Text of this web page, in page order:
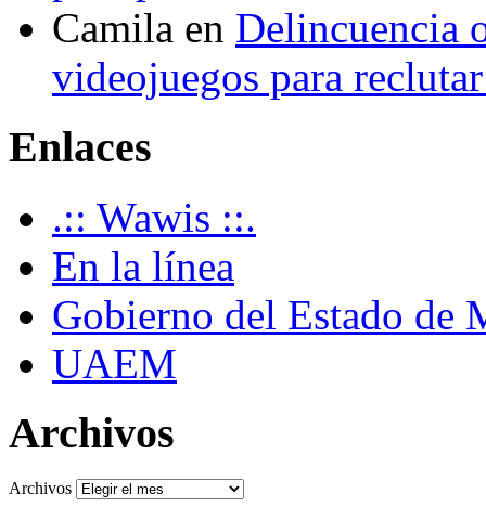
Camila en Delincuencia
videojuegos para
Enlaces
.:: Wawis ::.
En la línea
Gobierno del Estado de
UAEM
Archivos
Archivos